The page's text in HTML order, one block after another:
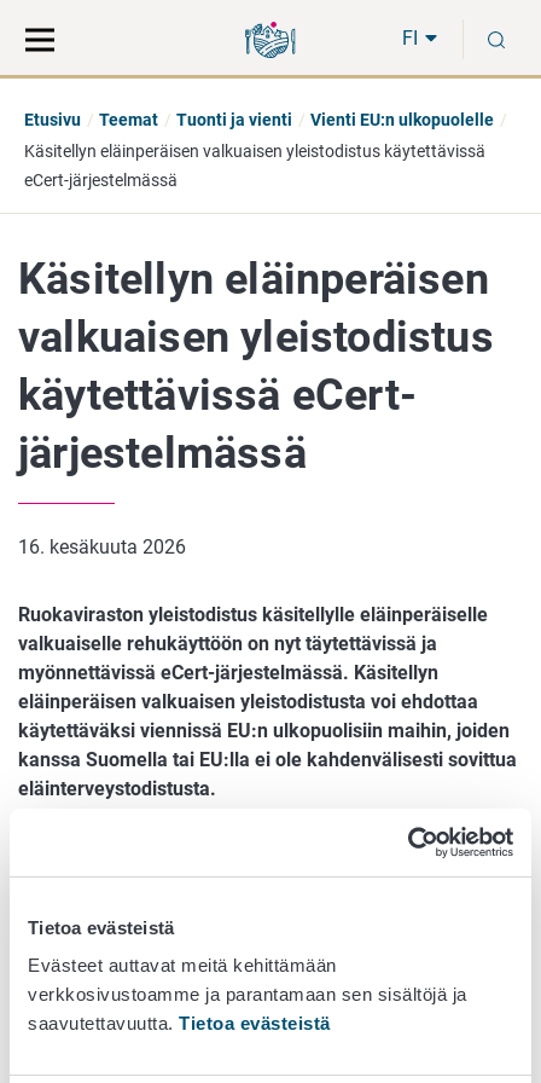
Tietoa evästeistä
Evästeet auttavat meitä kehittämään
verkkosivustoamme ja parantamaan sen sisältöjä ja
saavutettavuutta. Tietoa evästeistä
suoraan
sisältöön
koko
sivuston
FI
Etusivu Teemat Tuonti ja vienti
Vienti EU:n ulkopuolelle
Käsitellyn eläinperäisen valkuaisen yleistodistus käytettävissä
eCert-järjestelmässä
Käsitellyn eläinperäisen
valkuaisen yleistodistus
käytettävissä eCert-
järjestelmässä
16. kesäkuuta 2026
Ruokaviraston yleistodistus käsitellylle eläinperäiselle
valkuaiselle rehukäyttöön on nyt täytettävissä ja
myönnettävissä eCert-järjestelmässä. Käsitellyn
eläinperäisen valkuaisen yleistodistusta voi ehdottaa
käytettäväksi viennissä EU:n ulkopuolisiin maihin, joiden
kanssa Suomella tai EU:lla ei ole kahdenvälisesti sovittua
eläinterveystodistusta.
Nyt julkaistu todistus korvaa aiemman käsitellyn
järjestelmässä vuoden 2026 aikana.
Jos virallisesti sovittua todistusta ei ole tai siitä ei
parhaillaan neuvotella, viejä voi esimerkiksi yhdessä
maahantuojan kanssa hyväksyttää todistusehdotuksensa